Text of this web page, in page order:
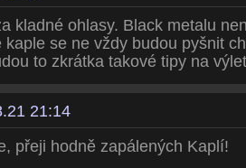
kladné ohlasy. Black metalu
kaple se ne vždy budou pyšnit
to zkrátka takové tipy na
21:14
přeji hodně zapálených Kaplí!